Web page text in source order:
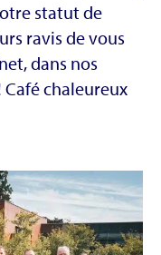
statut de
ravis de vous
dans nos
chaleureux